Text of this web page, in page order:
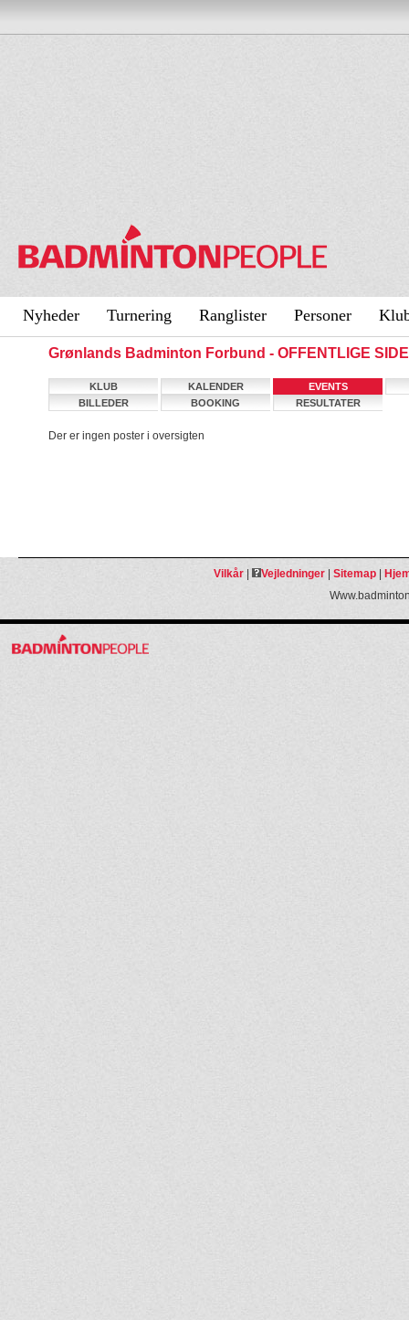
Nyheder Turnering Ranglister Personer
Grønlands Badminton Forbund - OFFENTLIGE
KLUB KALENDER
EVENTS
BILLEDER
BOOKING RESULTATER
Der er ingen poster i oversigten
Vilkår| Vejledninger| Sitemap|